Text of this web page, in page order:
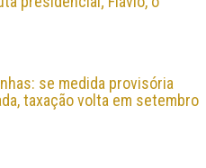
se medida provisória
taxação volta em setembro